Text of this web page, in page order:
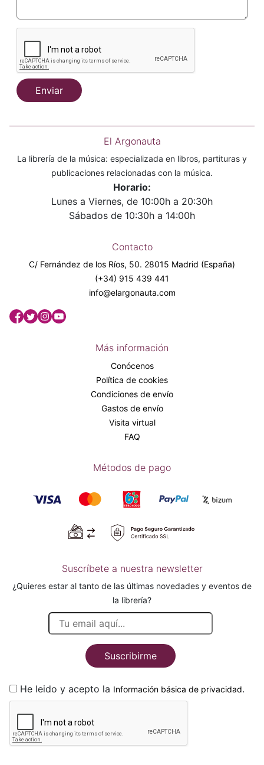
Enviar
El Argonauta
La librería de la música: especializada en libros, partituras y
publicaciones relacionadas con la música.
Horario:
Lunes a Viernes, de 10:00h a 20:30h
Sábados de 10:30h a 14:00h
Contacto
C/ Fernández de los Ríos, 50. 28015 Madrid (España)
(+34) 915 439 441
info@elargonauta.com
Más información
Conócenos
Política de cookies
Condiciones de envío
Gastos de envío
Visita virtual
FAQ
Métodos de pago
Suscríbete a nuestra newsletter
¿Quieres estar al tanto de las últimas novedades y eventos de
la librería?
Suscribirme
He leido y acepto la Información básica de privacidad.